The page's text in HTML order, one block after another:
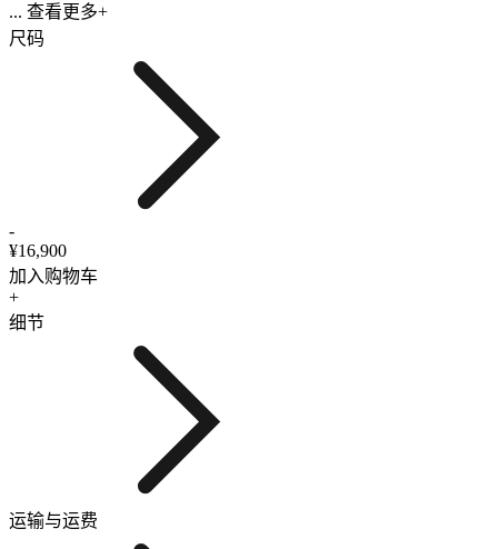
... 查看更多+
尺码
-
¥16,900
加入购物车
+
细节
运输与运费